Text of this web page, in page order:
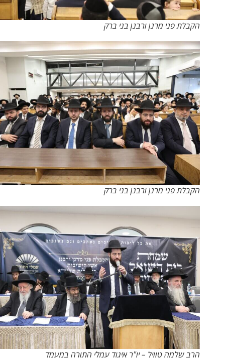
הקבלת פני מרנן ורבנן בני ברק
הקבלת פני מרנן ורבנן בני ברק
הרב שלמה טוויל – יו"ר איגוד עמלי התורה במעמד​